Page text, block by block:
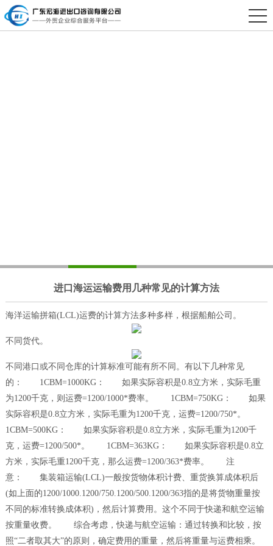
进口海运运输费用几种常见的计算方法
海洋运输拼箱(LCL)运费的计算方法多种多样，根据船舶公司。
不同货代。
不同港口或不同仓库的计算标准可能有所不同。有以下几种常见
的： 1CBM=1000KG： 如果实际容积是0.8立方米，实际毛重
为1200千克，则运费=1200/1000*费率。 1CBM=750KG： 如果
实际容积是0.8立方米，实际毛重为1200千克，运费=1200/750*。
1CBM=500KG： 如果实际容积是0.8立方米，实际毛重为1200千
克，运费=1200/500*。 1CBM=363KG： 如果实际容积是0.8立
方米，实际毛重1200千克，那么运费=1200/363*费率。 注
意： 集装箱运输(LCL)一般按货物体积计费、重货换算成体积后
(如上面的1200/1000.1200/750.1200/500.1200/363指的是将货物重量按
不同的标准转换成体积)，然后计算费用。这个不同于快递和航空运输
按重量收费。 综合考虑，快递与航空运输：通过转换和比较，按
照“二者取其大”的原则，确定费用的重量，然后将重量与运费相乘。